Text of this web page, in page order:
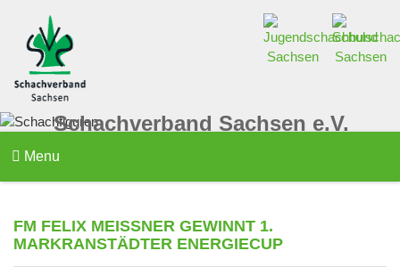
Schachverband Sachsen e.V.
Menu
FM FELIX MEISSNER GEWINNT 1. M
ARKRANSTÄDTER ENERGIECUP